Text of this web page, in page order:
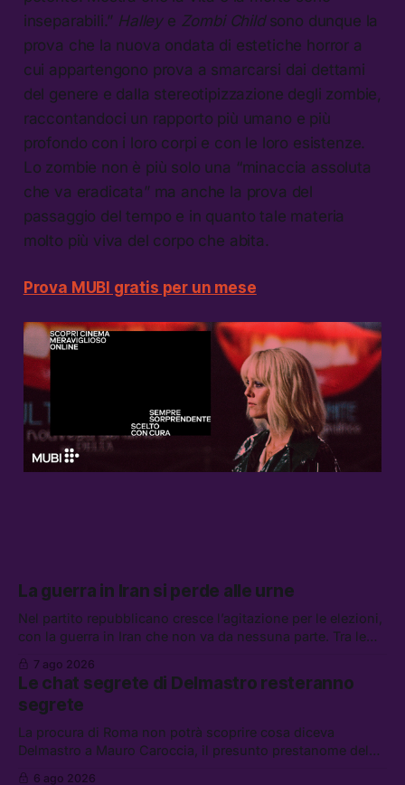
inseparabili.” Halleye Zombi Childsono dunque la
prova che la nuova ondata di estetiche horror a
cui appartengono prova a smarcarsi dai dettami
del genere e dalla stereotipizzazione degli zombie,
raccontandoci un rapporto più umano e più
profondo con i loro corpi e con le loro esistenze.
Lo zombie non è più solo una “minaccia assoluta
che va eradicata” ma anche la prova del
passaggio del tempo e in quanto tale materia
molto più viva del corpo che abita.
Prova MUBI gratis per un mese
La guerra in Iran si perde alle urne
Nel partito repubblicano cresce l’agitazione per le elezioni,
con la guerra in Iran che non va da nessuna parte. Tra le
lavoro, Schlein prova a mettere in sicurezza la coalizione, e
che cos’è lo “Spiralismo,” la religione degli agenti IA
7 ago 2026
Le chat segrete di Delmastro resteranno
segrete
La procura di Roma non potrà scoprire cosa diceva
Delmastro a Mauro Caroccia, il presunto prestanome del
6 ago 2026